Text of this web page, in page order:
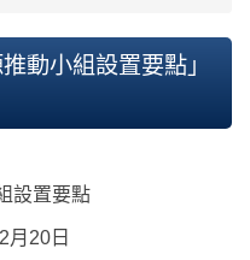
動小組設置要點」
設置要點
月20日